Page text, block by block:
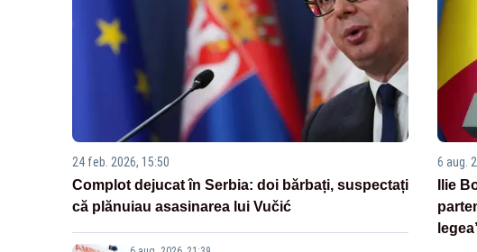
24 feb. 2026, 15:50
Complot dejucat în Serbia: doi bărbați, suspectați
că plănuiau asasinarea lui Vučić
6 aug.
Ilie